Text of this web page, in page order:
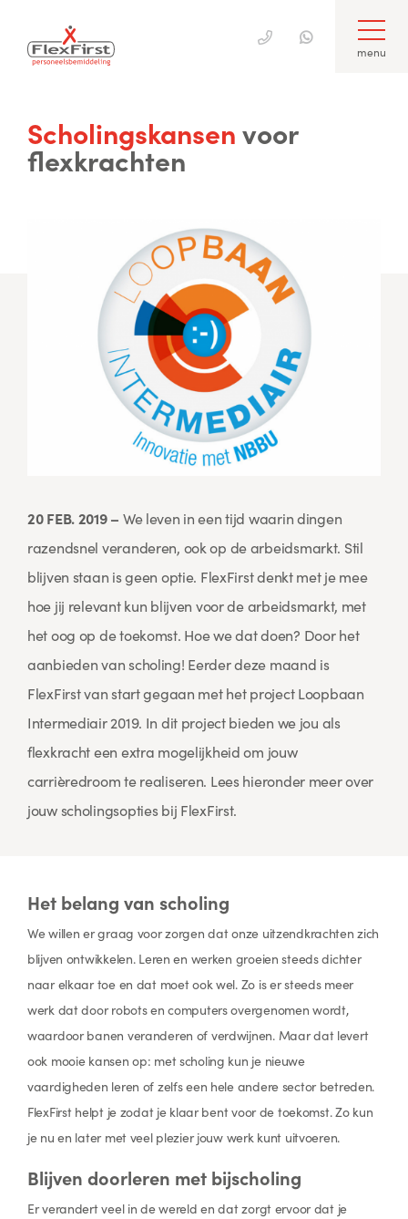
content
menu
Scholingskansenvoor
flexkrachten
20 FEB. 2019 – We leven in een tijd waarin dingen
razendsnel veranderen, ook op de arbeidsmarkt. Stil
blijven staan is geen optie. FlexFirst denkt met je mee
hoe jij relevant kun blijven voor de arbeidsmarkt, met
het oog op de toekomst. Hoe we dat doen? Door het
aanbieden van scholing! Eerder deze maand is
FlexFirst van start gegaan met het project Loopbaan
Intermediair 2019. In dit project bieden we jou als
flexkracht een extra mogelijkheid om jouw
carrièredroom te realiseren. Lees hieronder meer over
jouw scholingsopties bij FlexFirst.
Het belang van scholing
We willen er graag voor zorgen dat onze uitzendkrachten zich
blijven ontwikkelen. Leren en werken groeien steeds dichter
naar elkaar toe en dat moet ook wel. Zo is er steeds meer
werk dat door robots en computers overgenomen wordt,
waardoor banen veranderen of verdwijnen. Maar dat levert
ook mooie kansen op: met scholing kun je nieuwe
vaardigheden leren of zelfs een hele andere sector betreden.
FlexFirst helpt je zodat je klaar bent voor de toekomst. Zo kun
je nu en later met veel plezier jouw werk kunt uitvoeren.
Blijven doorleren met bijscholing
Er verandert veel in de wereld en dat zorgt ervoor dat je